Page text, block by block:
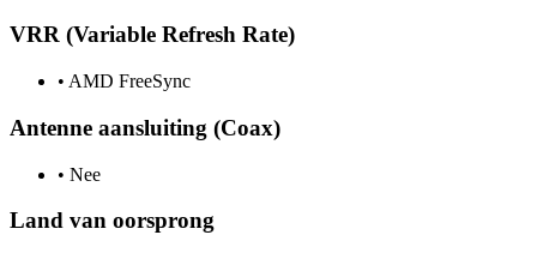
VRR (Variable Refresh Rate)
• AMD FreeSync
Antenne aansluiting (Coax)
• Nee
Land van oorsprong